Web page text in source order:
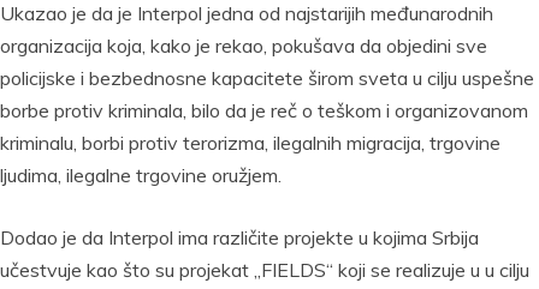
Ukazao je da je Interpol jedna od najstarijih međunarodnih
organizacija koja, kako je rekao, pokušava da objedini sve
policijske i bezbednosne kapacitete širom sveta u cilju uspešne
borbe protiv kriminala, bilo da je reč o teškom i organizovanom
kriminalu, borbi protiv terorizma, ilegalnih migracija, trgovine
ljudima, ilegalne trgovine oružjem.
Dodao je da Interpol ima različite projekte u kojima Srbija
učestvuje kao što su projekat „FIELDS“ koji se realizuje u u cilju